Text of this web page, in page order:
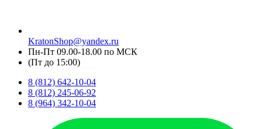
KratonShop@yandex.ru
Пн-Пт 09.00-18.00 по МСК
(Пт до 15:00)
8 (812) 642-10-04
8 (812) 245-06-92
8 (964) 342-10-04